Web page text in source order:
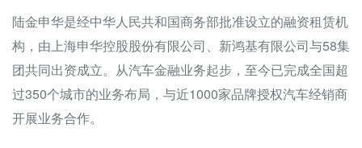
陆金申华是经中华人民共和国商务部批准设立的融资租赁机
构，由上海申华控股股份有限公司、新鸿基有限公司与58集
团共同出资成立。从汽车金融业务起步，至今已完成全国超
过350个城市的业务布局，与近1000家品牌授权汽车经销商
开展业务合作。